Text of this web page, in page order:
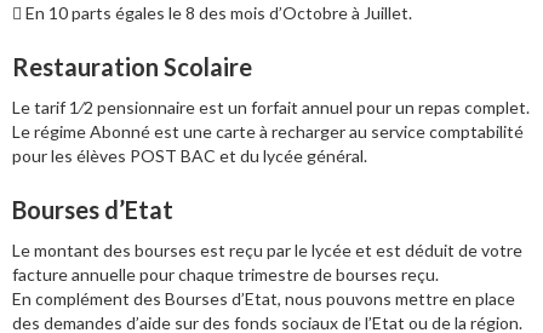
 En 10 parts égales le 8 des mois d’Octobre à Juillet.
Restauration Scolaire
Le tarif 1⁄2 pensionnaire est un forfait annuel pour un repas complet.
Le régime Abonné est une carte à recharger au service comptabilité
pour les élèves POST BAC et du lycée général.
Bourses d’Etat
Le montant des bourses est reçu par le lycée et est déduit de votre
facture annuelle pour chaque trimestre de bourses reçu.
En complément des Bourses d’Etat, nous pouvons mettre en place
des demandes d’aide sur des fonds sociaux de l’Etat ou de la région.